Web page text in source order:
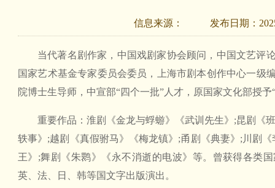
信息来源： 发布日期：
当代著名剧作家，中国戏剧家协会顾问，中国文艺评
国家艺术基金专家委员会委员，上海市剧本创作中心一级
院博士生导师，中宣部“四个一批”人才，原国家文化部授
重要作品：淮剧《金龙与蜉蝣》《武训先生》;昆剧《
轶事》;越剧《真假驸马》《梅龙镇》;甬剧《典妻》;川剧
王》;舞剧《朱鹮》《永不消逝的电波》等。曾获得各类
英、法、日、韩等国文字出版演出。